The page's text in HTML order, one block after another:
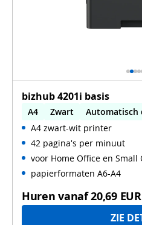
bizhub 4201i basis
A4 Zwart
Automatisch
WiFi
A4 zwart-wit printer
42 pagina's per minuut
voor Home Office en Small
papierformaten A6-A4
Huren vanaf20,69 EUR
ZIE